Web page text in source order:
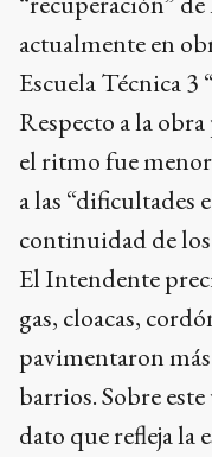
actualmente en
Escuela Técnica 3
Respecto a la
el ritmo fue
a las “dificultades
continuidad de los
El Intendente
gas, cloacas,
pavimentaron
barrios. Sobre
dato que refleja la